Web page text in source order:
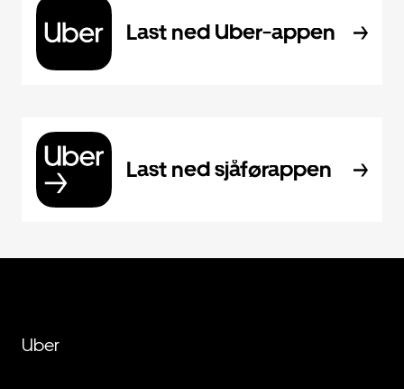
Last ned Uber-appen
Last ned sjåførappen
Uber